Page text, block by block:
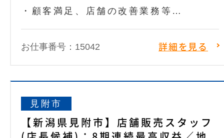
・顧客満足、店舗の改善業務等…
お仕事番号：15042 詳細を見る
見附市
【新潟県見附市】店舗販売スタッフ